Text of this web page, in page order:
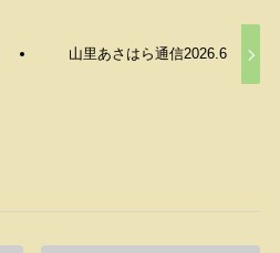
山里あさはら通信2026.6